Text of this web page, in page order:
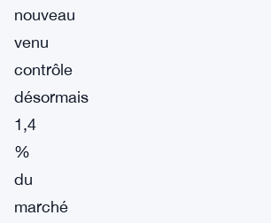
nouveau
venu
contrôle
désormais
1,4
%
du
marché